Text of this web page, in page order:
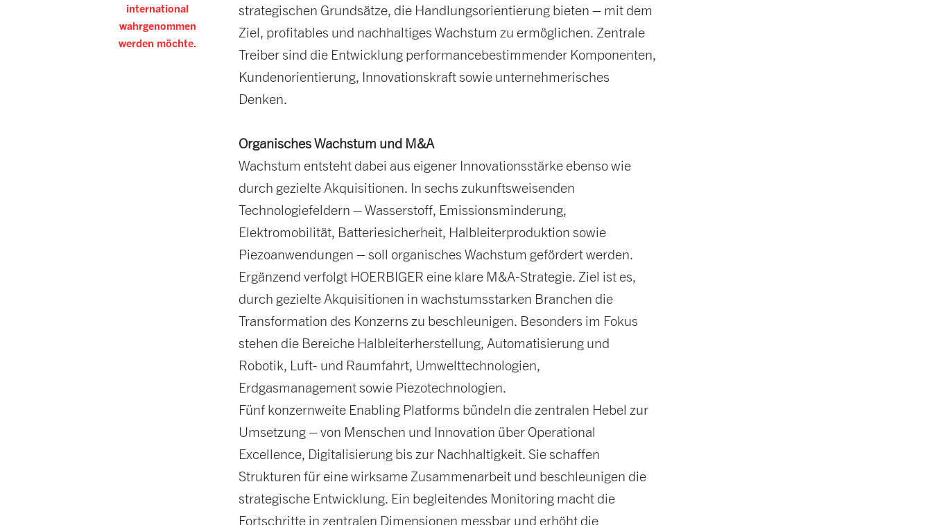
international
wahrgenommen
werden möchte.
strategischen Grundsätze, die Handlungsorientierung bieten – mit dem
Ziel, profitables und nachhaltiges Wachstum zu ermöglichen. Zentrale
Treiber sind die Entwicklung performancebestimmender Komponenten,
Kundenorientierung, Innovationskraft sowie unternehmerisches
Denken.
Organisches Wachstum und M&A
Wachstum entsteht dabei aus eigener Innovationsstärke ebenso wie
durch gezielte Akquisitionen. In sechs zukunftsweisenden
Technologiefeldern – Wasserstoff, Emissionsminderung,
Elektromobilität, Batteriesicherheit, Halbleiterproduktion sowie
Piezoanwendungen – soll organisches Wachstum gefördert werden.
Ergänzend verfolgt HOERBIGER eine klare M&A-Strategie. Ziel ist es,
durch gezielte Akquisitionen in wachstumsstarken Branchen die
Transformation des Konzerns zu beschleunigen. Besonders im Fokus
stehen die Bereiche Halbleiterherstellung, Automatisierung und
Robotik, Luft- und Raumfahrt, Umwelttechnologien,
Erdgasmanagement sowie Piezotechnologien.
Fünf konzernweite Enabling Platforms bündeln die zentralen Hebel zur
Umsetzung – von Menschen und Innovation über Operational
Excellence, Digitalisierung bis zur Nachhaltigkeit. Sie schaffen
Strukturen für eine wirksame Zusammenarbeit und beschleunigen die
strategische Entwicklung. Ein begleitendes Monitoring macht die
Fortschritte in zentralen Dimensionen messbar und erhöht die